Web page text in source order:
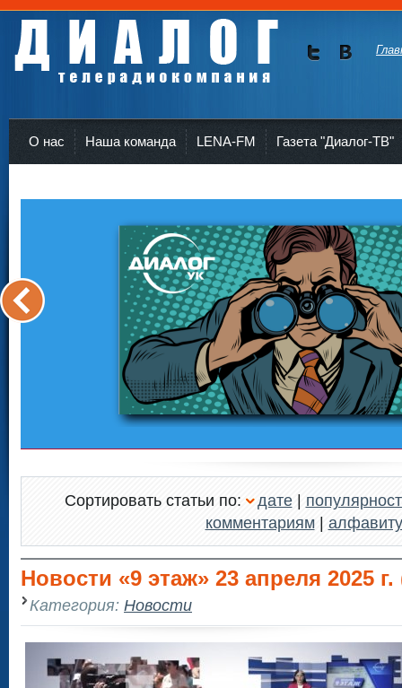
О нас Наша команда LENA-FM Газета "Диалог-ТВ"
Сортировать статьи по: дате|
комментариям| алфавиту
Новости «9 этаж» 23 апреля 2025 г.
Категория: Новости